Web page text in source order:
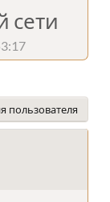
сети
пользователя